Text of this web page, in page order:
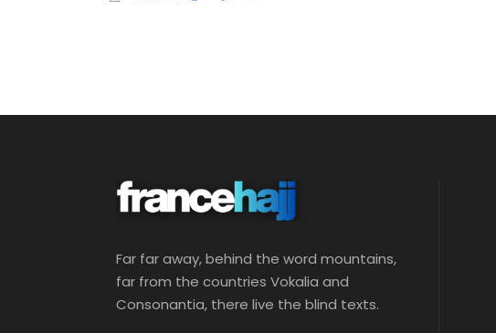
Far far away, behind the word mountains,
far from the countries Vokalia and
Consonantia, there live the blind texts.